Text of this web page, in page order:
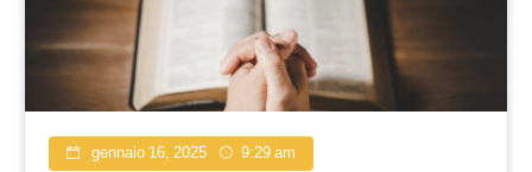
gennaio 16, 2025 9:29 am